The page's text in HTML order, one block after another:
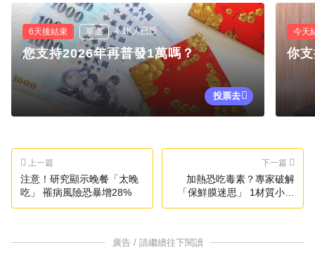
6天後結束 單選 4.1K人已投
您支持2026年再普發1萬嗎？
投票去
今天
你
上一篇
注意！研究顯示晚餐「太晚
吃」 罹病風險恐暴增28%
下一篇
加熱恐吃毒素？專家破解
「保鮮膜迷思」 1材質小心
了
廣告 / 請繼續往下閱讀